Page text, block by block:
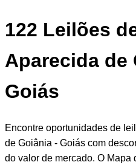
122 Leilões
Aparecida de
Goiás
Encontre oportunidades de
de Goiânia - Goiás com
do valor de mercado. O